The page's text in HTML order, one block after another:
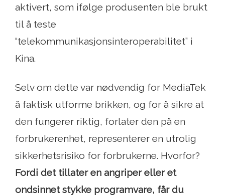
aktivert, som ifølge produsenten ble brukt
til å teste
“telekommunikasjonsinteroperabilitet” i
Kina.
Selv om dette var nødvendig for MediaTek
å faktisk utforme brikken, og for å sikre at
den fungerer riktig, forlater den på en
forbrukerenhet, representerer en utrolig
sikkerhetsrisiko for forbrukerne. Hvorfor?
Fordi det tillater en angriper eller et
ondsinnet stykke programvare, får du